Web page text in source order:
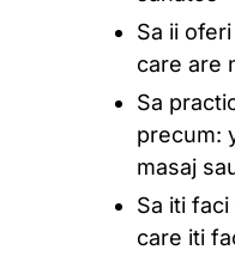
Sa ii
care are
Sa
precum:
masaj
Sa iti
care iti